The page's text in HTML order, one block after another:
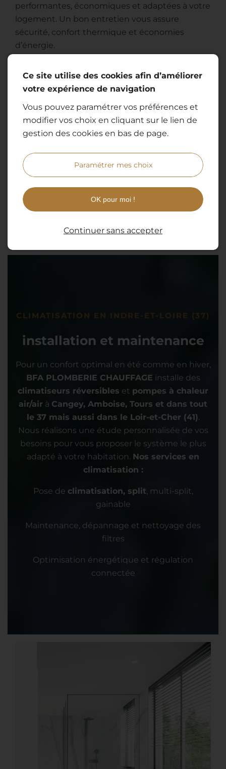
performantes, économiques et adaptées à votre
logement. Un bon entretien vous assure
sécurité, confort thermique et économies
d’énergie.
CLIMATISATION EN INDRE-ET-LOIRE (37)
installation et maintenance
Pour un confort optimal en été comme en hiver,
BFA PLOMBERIE CHAUFFAGE installe des
climatiseurs réversibles et pompes à chaleur
air/air à Cangey, Amboise, Tours et dans tout
le 37 mais aussi dans le Loir-et-Cher (41).
Nous réalisons une étude personnalisée de vos
besoins pour vous proposer le système le plus
adapté à votre habitation. Nos services en
climatisation :
Pose de climatisation, split, multi-split,
gainable
Maintenance, dépannage et nettoyage des
filtres
Optimisation énergétique et régulation
connectée
Ce site utilise des cookies afin d’améliorer
votre expérience de navigation
Vous pouvez paramétrer vos préférences et
modifier vos choix en cliquant sur le lien de
gestion des cookies en bas de page.
Paramétrer mes choix
OK pour moi !
Continuer sans accepter